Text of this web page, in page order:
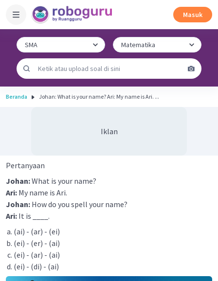
Masuk
Beranda Johan: What is your name? Ari: My name is Ari. ...
Iklan
Pertanyaan
Johan:What is your name?
Ari: My name is Ari.
Johan: How do you spell your name?
Ari: It is ____.
(ai) - (ar) - (ei)
(ei) - (er) - (ai)
(ei) - (ar) - (ai)
(ei) - (di) - (ai)